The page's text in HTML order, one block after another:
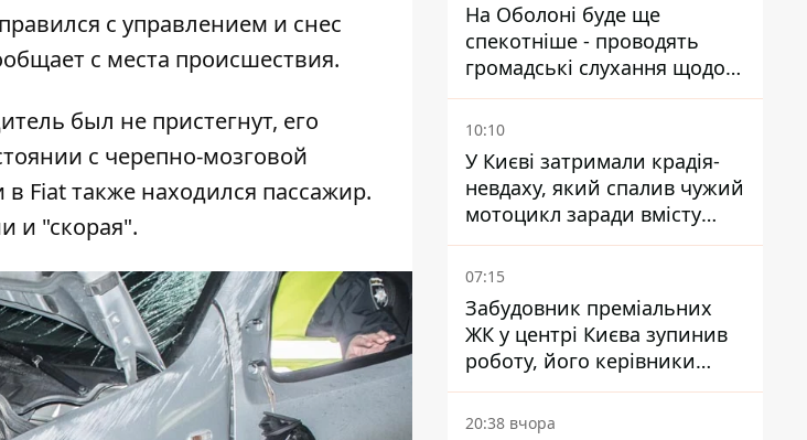
с управлением и снес
с места происшествия.
был не пристегнут, его
с черепно-мозговой
Fiat также находился пассажир.
и "скорая".
На Оболоні буде ще
спекотніше - проводять
громадські слухання щодо
храму УГКЦ на Північній
10:10
У Києві затримали крадія-
невдаху, який спалив чужий
мотоцикл заради вмісту
багажника
07:15
Забудовник преміальних
ЖК у центрі Києва зупинив
роботу, його керівники
втекли з України - Bihus.info
20:38 вчора